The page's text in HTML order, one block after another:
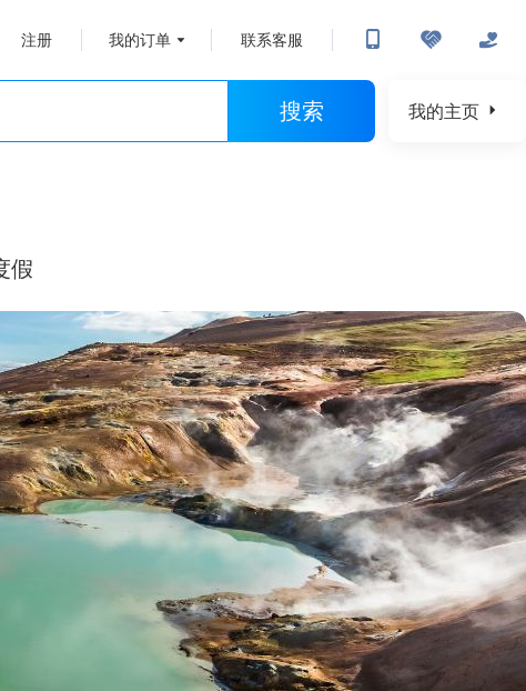
注册 我的订单 联系客服
搜索 我的主页
假